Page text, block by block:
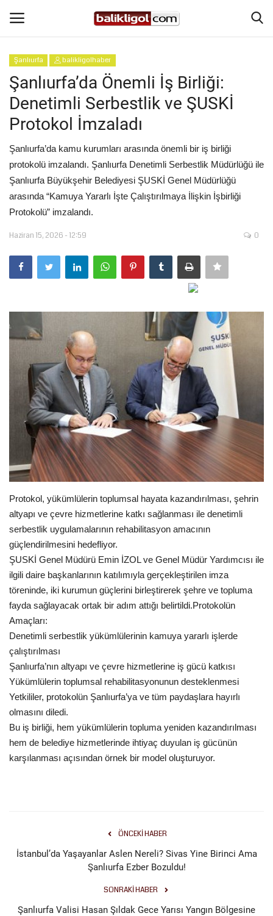
Giriş Yap
Anasayfa
Magazin
Şanlıurfa
Eğitim
Spor
Tekno Bilim
Siyaset
Galeriler
Yaşam
Künye
Sağlık
İletişim
Kültür Sanat
Şanlıurfa balikligolhaber
Şanlıurfa’da Önemli İş Birliği:
Denetimli Serbestlik ve ŞUSKİ
Protokol İmzaladı
Şanlıurfa’da kamu kurumları arasında önemli bir iş birliği
protokolü imzalandı. Şanlıurfa Denetimli Serbestlik Müdürlüğü ile
Şanlıurfa Büyükşehir Belediyesi ŞUSKİ Genel Müdürlüğü
arasında “Kamuya Yararlı İşte Çalıştırılmaya İlişkin İşbirliği
Protokolü” imzalandı.
Haziran 15, 2026 - 12:59 0
Protokol, yükümlülerin toplumsal hayata kazandırılması, şehrin
altyapı ve çevre hizmetlerine katkı sağlanması ile denetimli
serbestlik uygulamalarının rehabilitasyon amacının
güçlendirilmesini hedefliyor.
ŞUSKİ Genel Müdürü Emin İZOL ve Genel Müdür Yardımcısı ile
ilgili daire başkanlarının katılımıyla gerçekleştirilen imza
töreninde, iki kurumun güçlerini birleştirerek şehre ve topluma
fayda sağlayacak ortak bir adım attığı belirtildi.Protokolün
Amaçları:
Denetimli serbestlik yükümlülerinin kamuya yararlı işlerde
çalıştırılması
Şanlıurfa’nın altyapı ve çevre hizmetlerine iş gücü katkısı
Yükümlülerin toplumsal rehabilitasyonunun desteklenmesi
Yetkililer, protokolün Şanlıurfa’ya ve tüm paydaşlara hayırlı
olmasını diledi.
Bu iş birliği, hem yükümlülerin topluma yeniden kazandırılması
hem de belediye hizmetlerinde ihtiyaç duyulan iş gücünün
karşılanması açısından örnek bir model oluşturuyor.
ÖNCEKI HABER
İstanbul’da Yaşayanlar Aslen Nereli? Sivas Yine Birinci Ama
Şanlıurfa Ezber Bozuldu!
SONRAKI HABER
Şanlıurfa Valisi Hasan Şıldak Gece Yarısı Yangın Bölgesine